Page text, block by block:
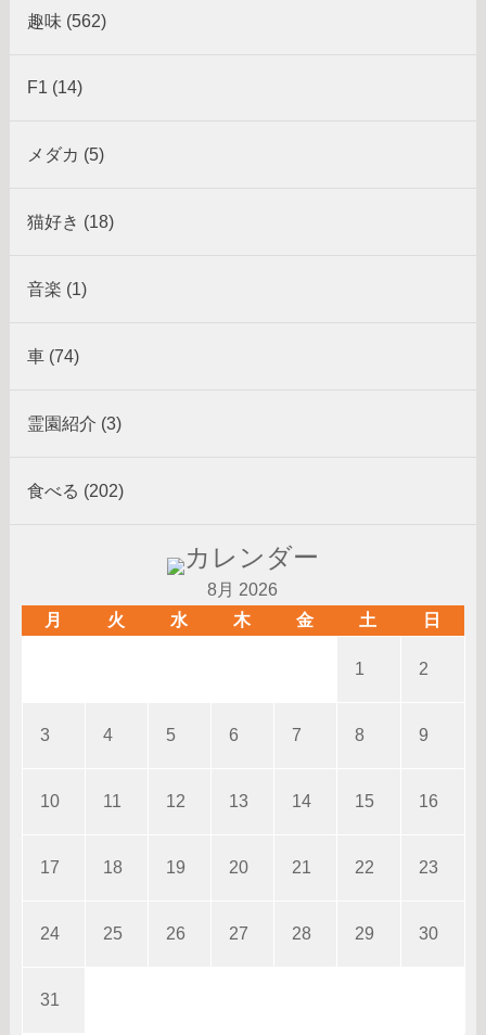
趣味 (562)
F1 (14)
メダカ (5)
猫好き (18)
音楽 (1)
車 (74)
霊園紹介 (3)
食べる (202)
8月 2026
月
火 水 木 金 土 日
1 2
3 4 5 6 7 8 9
10 11 12 13 14 15 16
17 18 19 20 21 22 23
24 25 26 27 28 29 30
31